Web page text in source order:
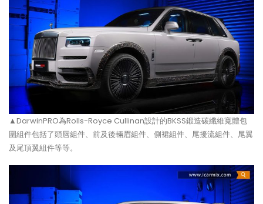
▲DarwinPRO為Rolls-Royce Cullinan設計的BKSS鍛造碳纖維寬體包
圍組件包括了頭唇組件、前及後輛眉組件、側裙組件、尾擾流組件、尾翼
及尾頂翼組件等等。